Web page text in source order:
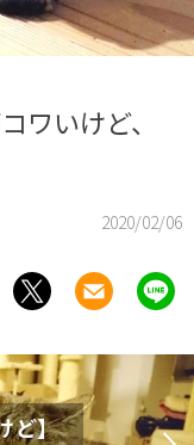
いけど、
2020/02/06
ど】